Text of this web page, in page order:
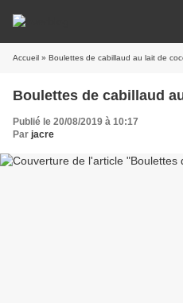
Accueil » Boulettes de cabillaud au lait de
Boulettes de cabillaud
Publié le 20/08/2019 à 10:17
Par jacre